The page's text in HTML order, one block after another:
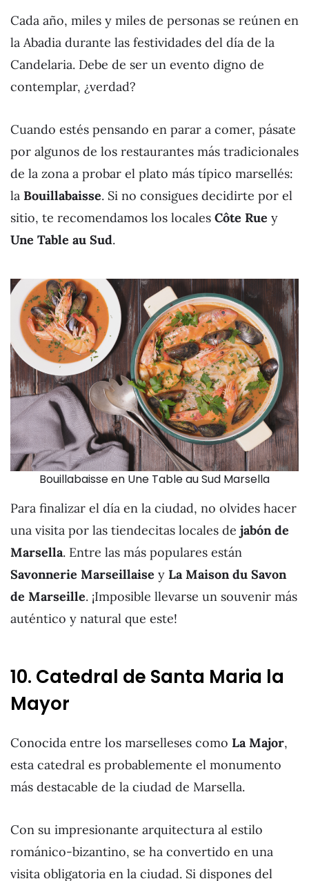
Cada año, miles y miles de personas se reúnen en
la Abadia durante las festividades del día de la
Candelaria. Debe de ser un evento digno de
contemplar, ¿verdad?
Cuando estés pensando en parar a comer, pásate
por algunos de los restaurantes más tradicionales
de la zona a probar el plato más típico marsellés:
la Bouillabaisse. Si no consigues decidirte por el
sitio, te recomendamos los locales Côte Rue y
Une Table au Sud.
Bouillabaisse en Une Table au Sud Marsella
Para finalizar el día en la ciudad, no olvides hacer
una visita por las tiendecitas locales de jabón de
Marsella. Entre las más populares están
Savonnerie Marseillaise y La Maison du Savon
de Marseille. ¡Imposible llevarse un souvenir más
auténtico y natural que este!
10. Catedral de Santa Maria la
Mayor
Conocida entre los marselleses como La Major,
esta catedral es probablemente el monumento
más destacable de la ciudad de Marsella.
Con su impresionante arquitectura al estilo
románico-bizantino, se ha convertido en una
visita obligatoria en la ciudad. Si dispones del